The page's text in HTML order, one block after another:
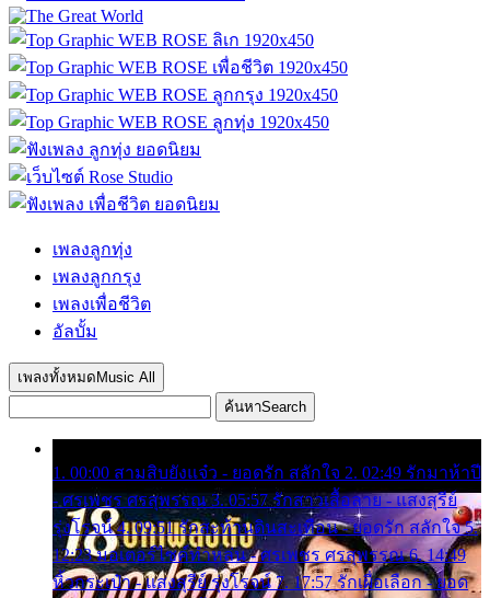
เพลงลูกทุ่ง
เพลงลูกกรุง
เพลงเพื่อชีวิต
อัลบั้ม
เพลงทั้งหมด Music All
ค้นหาSearch
1. 00:00 สามสิบยังแจ๋ว - ยอดรัก สลักใจ 2. 02:49 รักมาห้าปี
- ศรเพชร ศรสุพรรณ 3. 05:57 รักสาวเสื้อลาย - แสงสุรีย์
รุ่งโรจน์ 4. 09:51 รักสะท้านดินสะเทือน - ยอดรัก สลักใจ 5.
12:23 มอเตอร์ไซค์ทำหล่น - ศรเพชร ศรสุพรรณ 6. 14:49
หิ้วกระเป๋า - แสงสุรีย์ รุ่งโรจน์ 7. 17:57 รักเผื่อเลือก - ยอด